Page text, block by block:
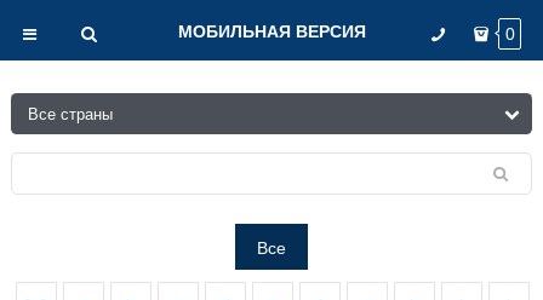
МОБИЛЬНАЯ ВЕРСИЯ 0
Все